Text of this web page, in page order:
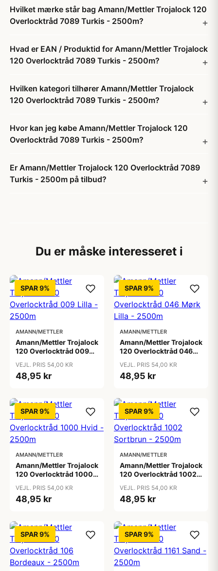
Hvilket mærke står bag Amann/Mettler Trojalock 120
Overlocktråd 7089 Turkis - 2500m?
Hvad er EAN / Produktid for Amann/Mettler Trojalock
120 Overlocktråd 7089 Turkis - 2500m?
Hvilken kategori tilhører Amann/Mettler Trojalock
120 Overlocktråd 7089 Turkis - 2500m?
Hvor kan jeg købe Amann/Mettler Trojalock 120
Overlocktråd 7089 Turkis - 2500m?
Er Amann/Mettler Trojalock 120 Overlocktråd 7089
Turkis - 2500m på tilbud?
Du er måske interesseret i
SPAR 9%
AMANN/METTLER
Amann/Mettler Trojalock
120 Overlocktråd 009
VEJL. PRIS 54,00 KR
48,95 kr
SPAR 9%
AMANN/METTLER
Amann/Mettler Trojalock
120 Overlocktråd 046
VEJL. PRIS 54,00 KR
48,95 kr
SPAR 9%
AMANN/METTLER
Amann/Mettler Trojalock
120 Overlocktråd 1000
VEJL. PRIS 54,00 KR
48,95 kr
SPAR 9%
AMANN/METTLER
Amann/Mettler Trojalock
120 Overlocktråd 1002
VEJL. PRIS 54,00 KR
48,95 kr
SPAR 9% SPAR 9%